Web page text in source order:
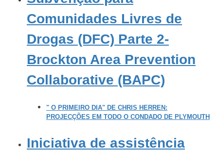
Comunidades Livres de
Drogas (DFC) Parte 2-
Brockton Area Prevention
Collaborative (BAPC)
" O PRIMEIRO DIA" DE CHRIS HERREN:
PROJECÇÕES EM TODO O CONDADO DE PLYMOUTH
Iniciativa de assistência